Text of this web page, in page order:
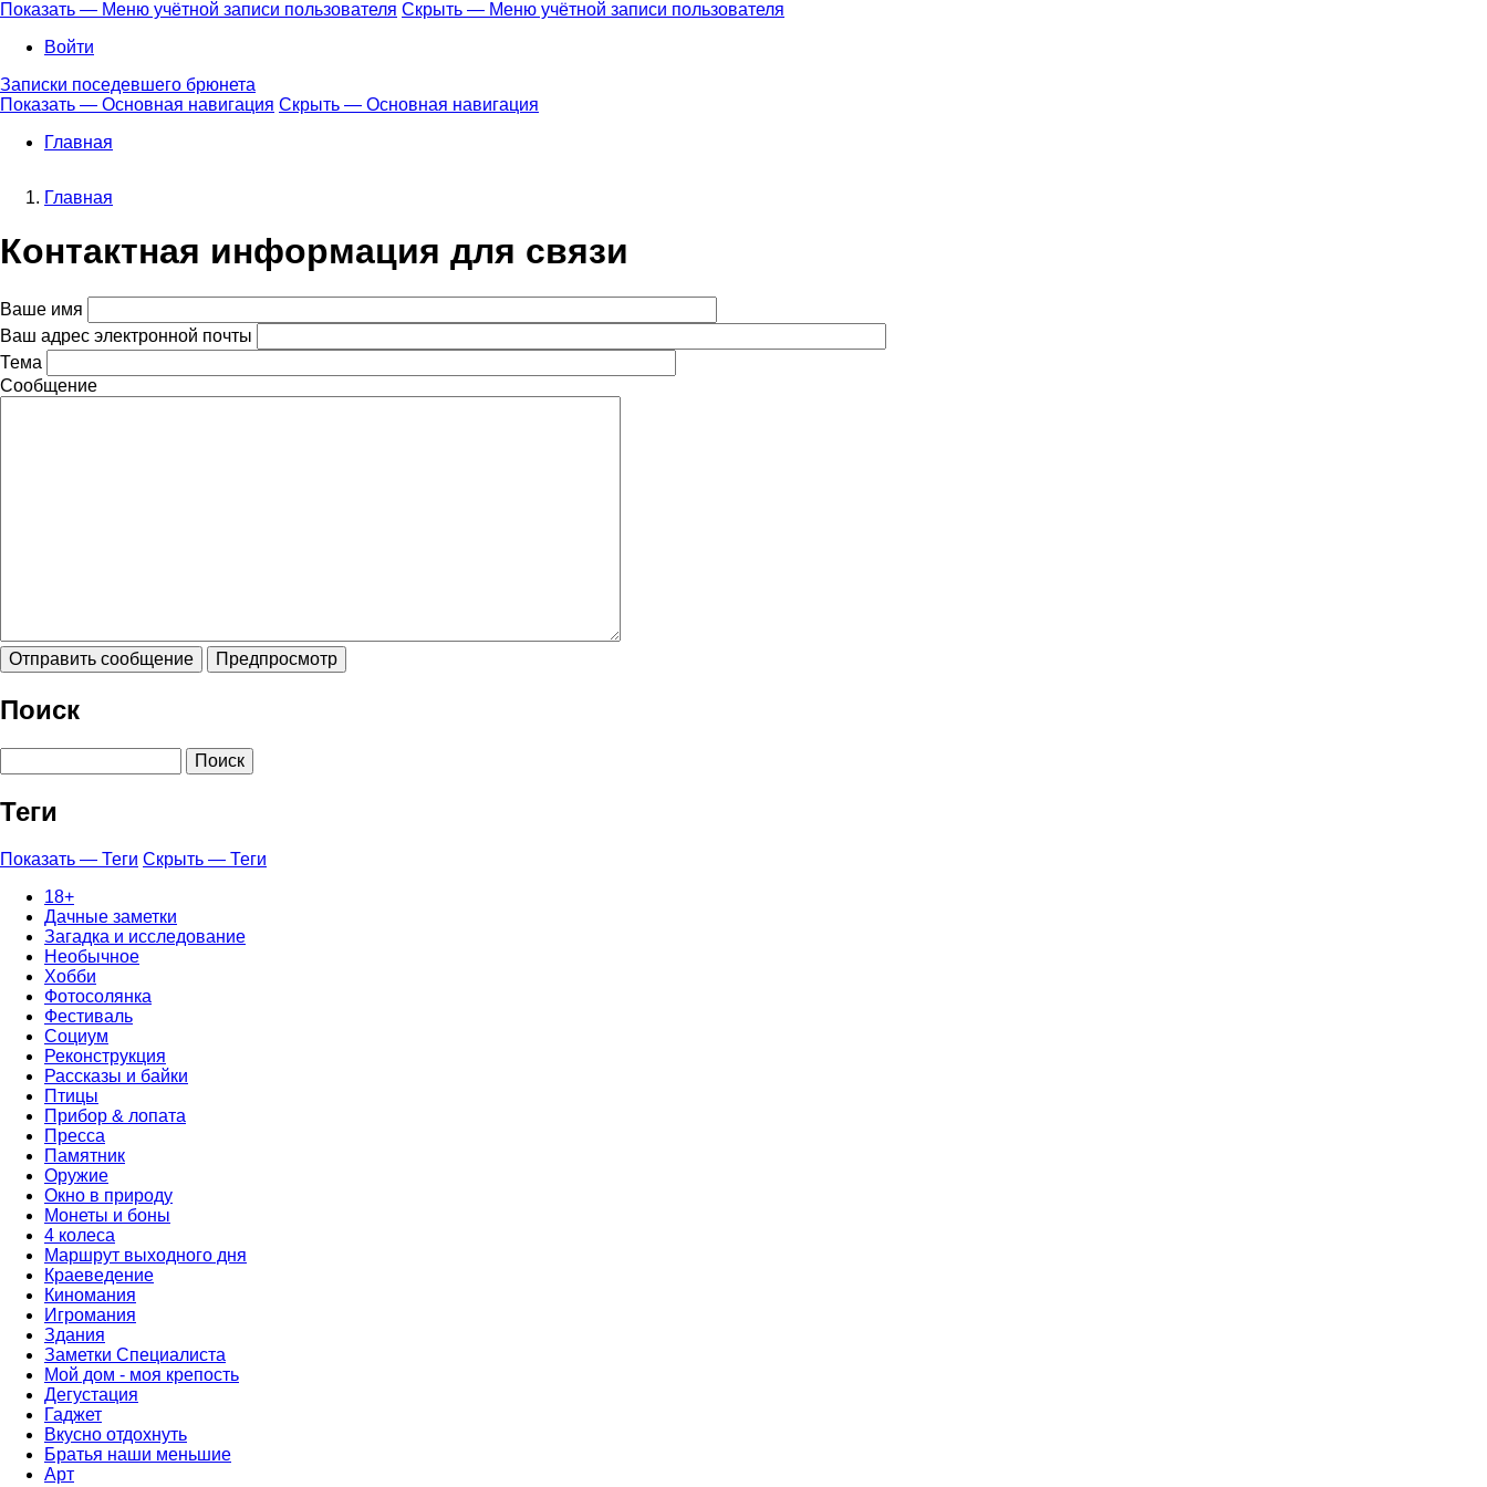
Перейти
основному
Меню
записи
пользователя
Показать — Меню учётной записи пользователя Скрыть — Меню учётной записи пользователя
Войти
Записки поседевшего брюнета
Основная
Показать — Основная навигация Скрыть — Основная навигация
Главная
навигации
Главная
Контактная информация для связи
Ваше имя
Ваш адрес электронной почты
Тема
Сообщение
Поиск
Теги
Показать — Теги Скрыть — Теги
18+
Дачные заметки
Загадка и исследование
Необычное
Хобби
Фотосолянка
Фестиваль
Социум
Реконструкция
Рассказы и байки
Птицы
Прибор & лопата
Пресса
Памятник
Оружие
Окно в природу
Монеты и боны
4 колеса
Маршрут выходного дня
Краеведение
Киномания
Игромания
Здания
Заметки Специалиста
Мой дом - моя крепость
Дегустация
Гаджет
Вкусно отдохнуть
Братья наши меньшие
Арт